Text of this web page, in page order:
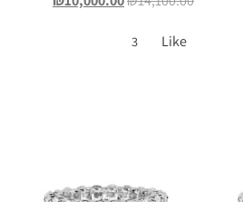
Like
3